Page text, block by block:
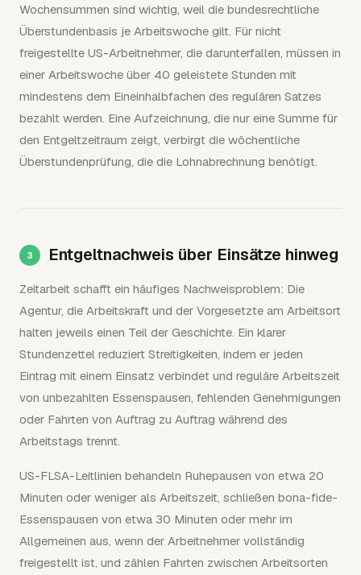
Wochensummen sind wichtig, weil die bundesrechtliche
Überstundenbasis je Arbeitswoche gilt. Für nicht
freigestellte US-Arbeitnehmer, die darunterfallen, müssen in
einer Arbeitswoche über 40 geleistete Stunden mit
mindestens dem Eineinhalbfachen des regulären Satzes
bezahlt werden. Eine Aufzeichnung, die nur eine Summe für
den Entgeltzeitraum zeigt, verbirgt die wöchentliche
Überstundenprüfung, die die Lohnabrechnung benötigt.
Entgeltnachweis über Einsätze hinweg
Zeitarbeit schafft ein häufiges Nachweisproblem: Die
Agentur, die Arbeitskraft und der Vorgesetzte am Arbeitsort
halten jeweils einen Teil der Geschichte. Ein klarer
Stundenzettel reduziert Streitigkeiten, indem er jeden
Eintrag mit einem Einsatz verbindet und reguläre Arbeitszeit
von unbezahlten Essenspausen, fehlenden Genehmigungen
oder Fahrten von Auftrag zu Auftrag während des
Arbeitstags trennt.
US-FLSA-Leitlinien behandeln Ruhepausen von etwa 20
Minuten oder weniger als Arbeitszeit, schließen bona-fide-
Essenspausen von etwa 30 Minuten oder mehr im
Allgemeinen aus, wenn der Arbeitnehmer vollständig
freigestellt ist, und zählen Fahrten zwischen Arbeitsorten